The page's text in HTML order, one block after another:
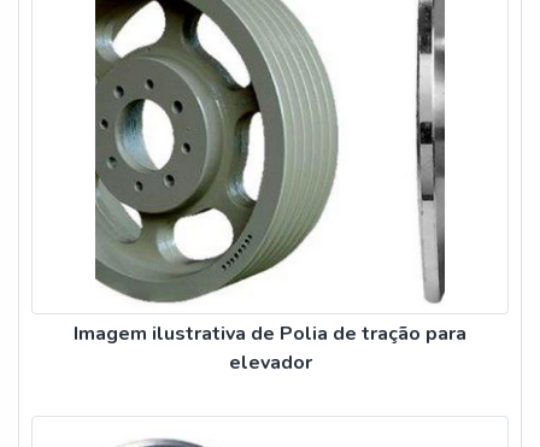
Imagem ilustrativa de Polia de tração para
elevador